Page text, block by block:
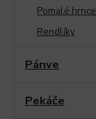
Pomalé hrnce
Rendlíky
Pánve
Pekáče